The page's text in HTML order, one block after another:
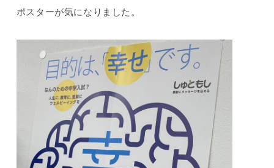
ポスターが気になりました。